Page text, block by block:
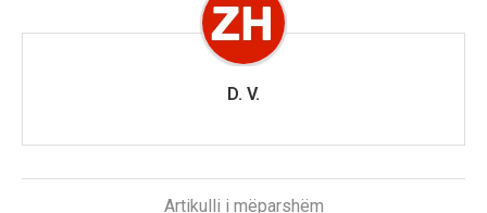
D. V.
Artikulli i mëparshëm